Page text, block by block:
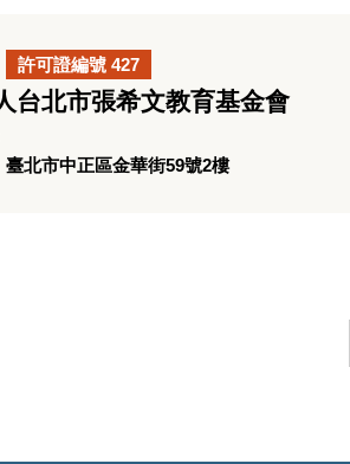
許可證編號 427
台北市張希文教育基金會
臺北市中正區金華街59號2樓